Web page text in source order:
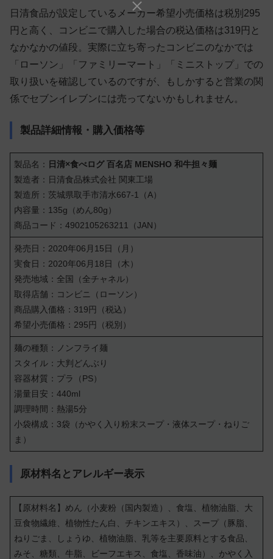
日清食品が設定しているメーカー希望小売価格は税別295
円と高く、コンビニで購入した場合の税込価格は319円と
なかなかの値段。実際に立ち寄ったコンビニのなかでは
「ローソン」「ファミリーマート」「ミニストップ」での
取り扱いを確認しているのですが、もしかすると営業の関
係でセブンイレブンには売ってないかもしれません。
製品詳細情報・購入価格等
製品名： 日清×食べログ 百名店 MENSHO 和牛担々麺
製造者：日清食品株式会社 関東工場
製造所：茨城県取手市清水667-1（A）
内容量：135g（めん80g）
商品コード：4902105263211（JAN）
発売日：2020年06月15日（月）
実食日：2020年06月18日（木）
発売地域：全国（全チャネル）
取得店舗：コンビニ（ローソン）
商品購入価格：319円（税込）
希望小売価格：295円（税別）
麺の種類：ノンフライ麺
スタイル：大判どんぶり
容器材質：プラ（PS）
湯量目安：440ml
調理時間：熱湯5分
小袋構成：3袋（かやく入り粉末スープ・液体スープ・ねりご
ま）
原材料名とアレルギー表示
【原材料名】めん（小麦粉（国内製造）、食塩、植物油脂、大
豆食物繊維、植物性たん白、チキンエキス）、スープ（豚脂、
ねりごま、しょうゆ、植物油脂、乳等を主要原料とする食品、
みそ、糖類、牛脂、ビーフエキス、食塩、香味油）、かやく入